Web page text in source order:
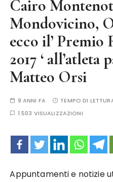
Cairo
Mondovicino,
ecco il’
2017 ‘
Matteo Orsi
9 ANNI FA TEMPO DI
1.503 VISUALIZZAZIONI
Appuntamenti e notizie